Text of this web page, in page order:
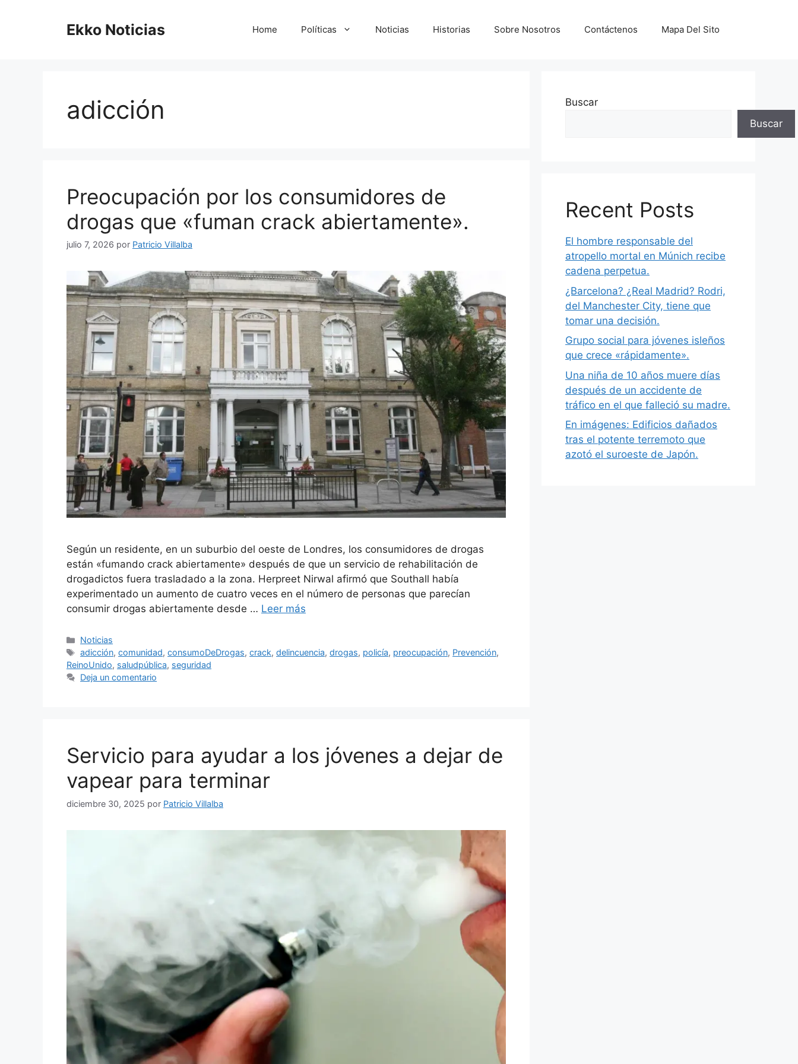
Ekko Noticias Home Políticas Noticias Historias Sobre Nosotros Contáctenos Mapa Del Sito
adicción
Preocupación por los consumidores de
drogas que «fuman crack abiertamente».
julio 7, 2026 por Patricio Villalba
Según un residente, en un suburbio del oeste de Londres, los consumidores de drogas
están «fumando crack abiertamente» después de que un servicio de rehabilitación de
drogadictos fuera trasladado a la zona. Herpreet Nirwal afirmó que Southall había
experimentado un aumento de cuatro veces en el número de personas que parecían
consumir drogas abiertamente desde … Leer más
Categorías
Noticias
Etiquetas
adicción,comunidad,consumoDeDrogas,crack,delincuencia,drogas, policía, preocupación, Prevención,
ReinoUnido, saludpública, seguridad
Deja un comentario
Servicio para ayudar a los jóvenes a dejar de
vapear para terminar
diciembre 30, 2025 por Patricio Villalba
Buscar
Buscar
Recent Posts
El hombre responsable del
atropello mortal en Múnich recibe
cadena perpetua.
¿Barcelona? ¿Real Madrid? Rodri,
del Manchester City, tiene que
tomar una decisión.
Grupo social para jóvenes isleños
que crece «rápidamente».
Una niña de 10 años muere días
después de un accidente de
tráfico en el que falleció su madre.
En imágenes: Edificios dañados
tras el potente terremoto que
azotó el suroeste de Japón.